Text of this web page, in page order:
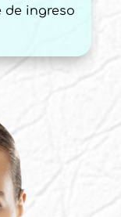
de ingreso